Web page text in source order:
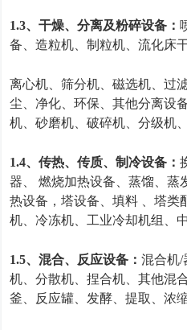
1.3、干燥、分离及粉碎设备：
备 、造粒机 、制粒机 、流化床
离心机 、筛分机 、磁选机 、过
尘 、净化 、环保 、其他分离设
机 、砂磨机 、破碎机 、分级机
1.4、传热、传质、制冷设备：
器
燃烧加热设备 、蒸馏 、蒸
热设备 ，塔设备 、填料 、塔类
机 、冷冻机 工业冷却机组
1.5、混合、反应设备：混合机/
机、分散机、捏合机、其他混
釜、反应罐、发酵、提取、浓